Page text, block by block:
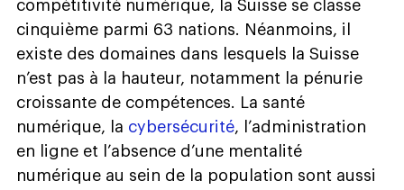
compétitivité numérique, la Suisse se classe
cinquième parmi 63 nations. Néanmoins, il
existe des domaines dans lesquels la Suisse
n’est pas à la hauteur, notamment la pénurie
croissante de compétences. La santé
numérique, la cybersécurité, l’administration
en ligne et l’absence d’une mentalité
numérique au sein de la population sont aussi